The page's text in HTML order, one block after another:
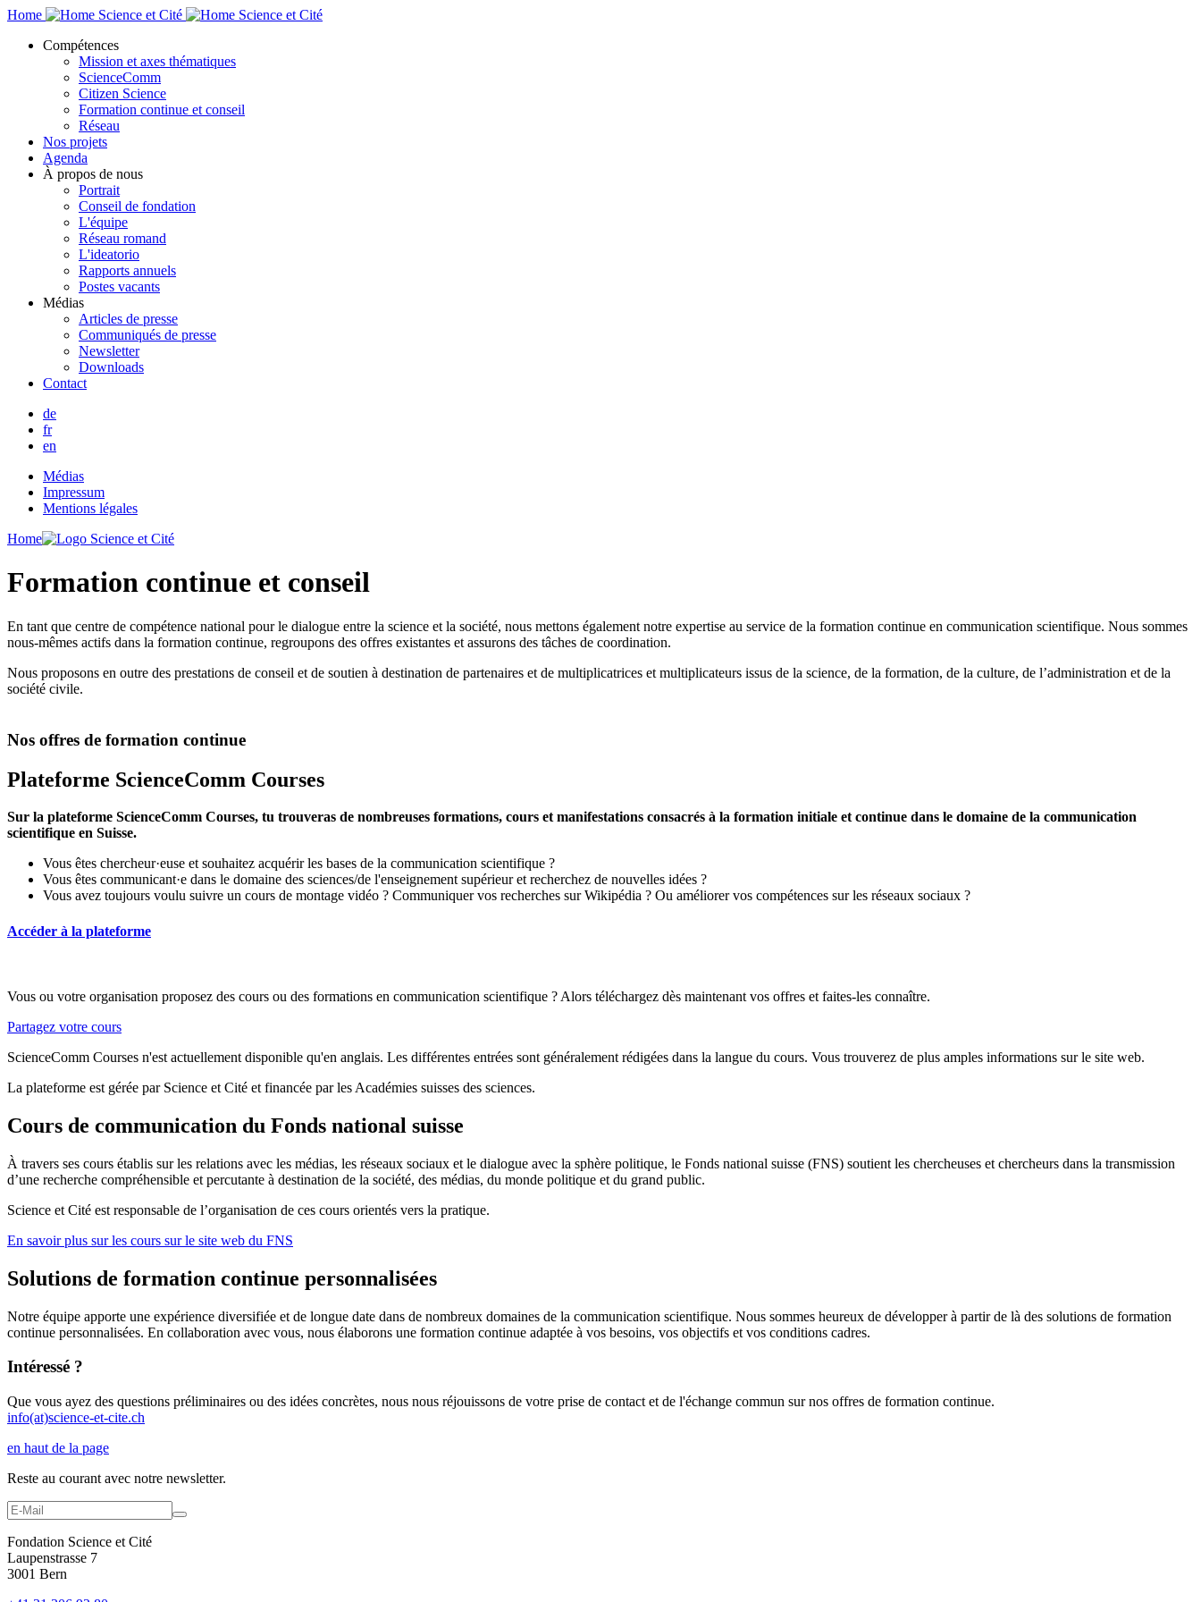
Home
Compétences
Mission et axes thématiques
ScienceComm
Citizen Science
Formation continue et conseil
Réseau
Nos projets
Agenda
À propos de nous
Portrait
Conseil de fondation
L'équipe
Réseau romand
L'ideatorio
Rapports annuels
Postes vacants
Médias
Articles de presse
Communiqués de presse
Newsletter
Downloads
Contact
de
fr
en
Médias
Impressum
Mentions légales
Home
Formation continue et conseil
En tant que centre de compétence national pour le dialogue entre la science et la société, nous mettons également notre expertise au service de la formation continue en communication scientifique. Nous sommes
nous-mêmes actifs dans la formation continue, regroupons des offres existantes et assurons des tâches de coordination.
Nous proposons en outre des prestations de conseil et de soutien à destination de partenaires et de multiplicatrices et multiplicateurs issus de la science, de la formation, de la culture, de l’administration et de la
société civile.
Nos offres de formation continue
Plateforme ScienceComm Courses
Sur la plateforme ScienceComm Courses, tu trouveras de nombreuses formations, cours et manifestations consacrés à la formation initiale et continue dans le domaine de la communication
scientifique en Suisse.
Vous êtes chercheur·euse et souhaitez acquérir les bases de la communication scientifique ?
Vous êtes communicant·e dans le domaine des sciences/de l'enseignement supérieur et recherchez de nouvelles idées ?
Vous avez toujours voulu suivre un cours de montage vidéo ? Communiquer vos recherches sur Wikipédia ? Ou améliorer vos compétences sur les réseaux sociaux ?
Accéder à la plateforme
Vous ou votre organisation proposez des cours ou des formations en communication scientifique ? Alors téléchargez dès maintenant vos offres et faites-les connaître.
Partagez votre cours
ScienceComm Courses n'est actuellement disponible qu'en anglais. Les différentes entrées sont généralement rédigées dans la langue du cours. Vous trouverez de plus amples informations sur le site web.
La plateforme est gérée par Science et Cité et financée par les Académies suisses des sciences.
Cours de communication du Fonds national suisse
À travers ses cours établis sur les relations avec les médias, les réseaux sociaux et le dialogue avec la sphère politique, le Fonds national suisse (FNS) soutient les chercheuses et chercheurs dans la transmission
d’une recherche compréhensible et percutante à destination de la société, des médias, du monde politique et du grand public.
Science et Cité est responsable de l’organisation de ces cours orientés vers la pratique.
En savoir plus sur les cours sur le site web du FNS
Solutions de formation continue personnalisées
Notre équipe apporte une expérience diversifiée et de longue date dans de nombreux domaines de la communication scientifique. Nous sommes heureux de développer à partir de là des solutions de formation
continue personnalisées. En collaboration avec vous, nous élaborons une formation continue adaptée à vos besoins, vos objectifs et vos conditions cadres.
Intéressé ?
Que vous ayez des questions préliminaires ou des idées concrètes, nous nous réjouissons de votre prise de contact et de l'échange commun sur nos offres de formation continue.
info(at)science-et-cite.ch
en haut de la page
Reste au courant avec notre newsletter.
Fondation Science et Cité
Laupenstrasse 7
3001 Bern